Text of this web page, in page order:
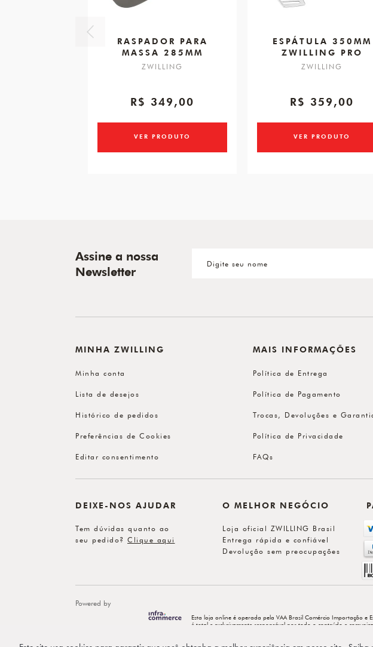
RASPADOR PARA
MASSA 285MM
ZWILLING
R$ 349,00
VER PRODUTO
ESPÁTULA 350MM
ZWILLING PRO
ZWILLING
R$ 359,00
VER PRODUTO
Assine a nossa
Newsletter
MINHA ZWILLING
Minha conta
Lista de desejos
Histórico de pedidos
Preferências de Cookies
Editar consentimento
MAIS INFORMAÇÕES
Política de Entrega
Política de Pagamento
Trocas, Devoluções e
Política de Privacidade
FAQs
DEIXE-NOS AJUDAR
Tem dúvidas quanto ao
seu pedido? Clique aqui
O MELHOR NEGÓCIO
Loja oficial ZWILLING Brasil
Entrega rápida e confiável
Devolução sem preocupações
Powered by
Esta loja online é operada pela VAA Brasil Comércio Importação e
é total e exclusivamente responsável por todo o conteúdo e